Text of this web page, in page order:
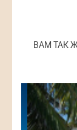
ВАМ ТАК